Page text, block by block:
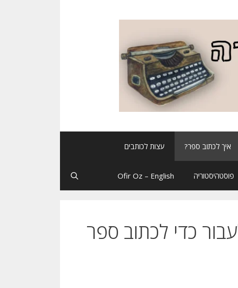
איך לכתוב ספר? עצות לכותבים
פוסטהיסטוריה Ofir Oz – English
כדי לכתוב ספר